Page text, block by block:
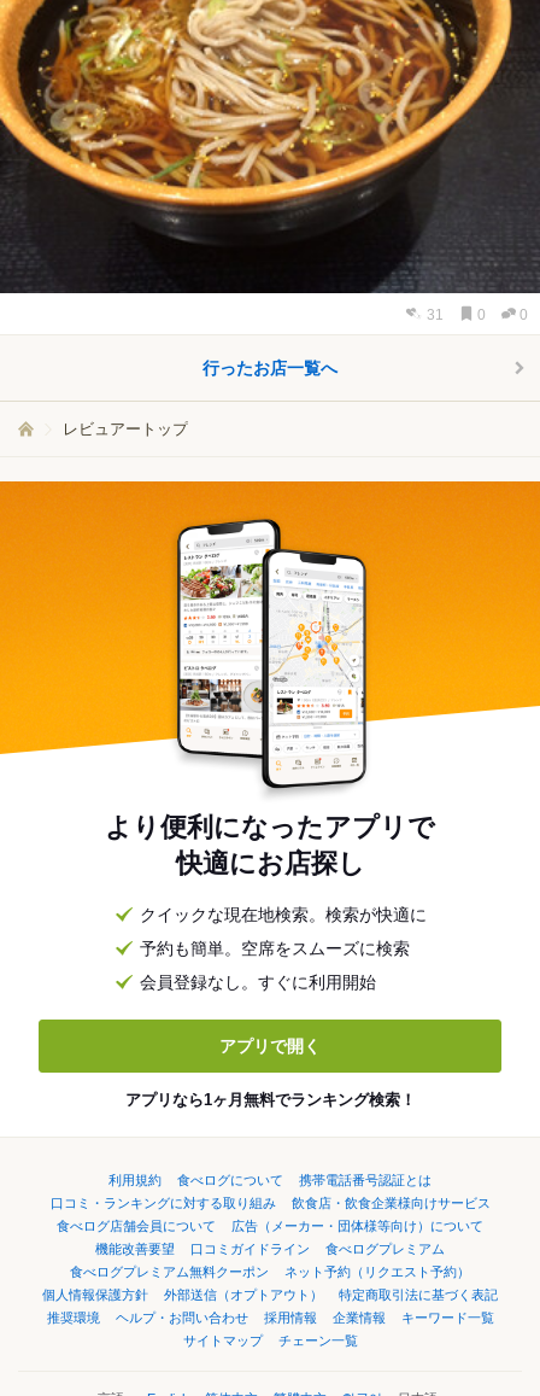
31 0 0
行ったお店一覧へ
レビュアートップ
より便利になったアプリで
快適にお店探し
クイックな現在地検索。検索が快適に
予約も簡単。空席をスムーズに検索
会員登録なし。すぐに利用開始
アプリで開く
アプリなら1ヶ月無料でランキング検索！
利用規約 食べログについて
携帯電話番号認証とは
口コミ・ランキングに対する取り組み
飲食店・飲食企業様向けサービス
食べログ店舗会員について
広告（メーカー・団体様等向け）について
機能改善要望
口コミガイドライン
食べログプレミアム
食べログプレミアム無料クーポン
ネット予約（リクエスト予約）
個人情報保護方針
外部送信（オプトアウト）
特定商取引法に基づく表記
推奨環境
ヘルプ・お問い合わせ 採用情報 企業情報
キーワード一覧
サイトマップ
チェーン一覧